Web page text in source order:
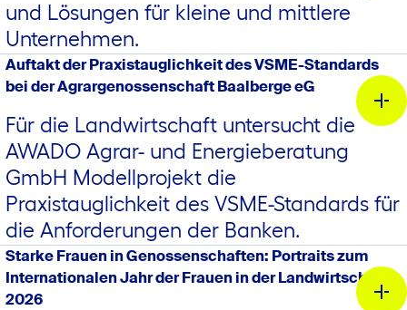
Diese muss vor Arbeitsbeginn dem deutschen
Arbeitgeber vorliegen.
Der Arbeitgeber meldet die Saisonkraft im
Sozialversicherungssystem des Wohnmitgliedstaates an
und führt die Beiträge dorthin ab.
Die Saisonkraft muss den zweisprachigen Fragebogen
zur Feststellung der
Versicherungspflicht/Versicherungsfreiheit ausfüllen.
Dr. Andreas Eisen (1. von rechts) im Gespräch mit Colette Boos-John
(links), Ministerin für Wirtschaft, Landwirtschaft und Ländlichen Raum des
Landes Thüringen. (Fotocredit Genoverband e.V.)
Dr. Simone Roscher
Agrar
030 26472-7051
und Lösungen für kleine und mittlere
Unternehmen.
Hier
Auftakt der Praxistauglichkeit des VSME-Standards
bei der Agrargenossenschaft Baalberge eG
Für die Landwirtschaft untersucht die
AWADO Agrar- und Energieberatung
GmbH Modellprojekt die
Praxistauglichkeit des VSME-Standards für
die Anforderungen der Banken.
Starke Frauen in Genossenschaften: Portraits zum
Internationalen Jahr der Frauen in der Landwirtschaft
2026